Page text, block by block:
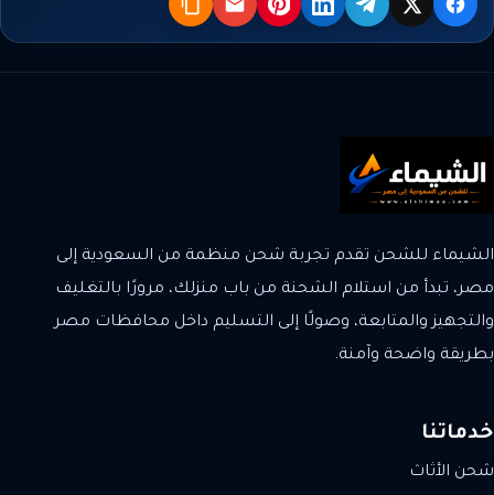
فيسبوك
X تيليجراملينكدإنبنترستالبريد نسخ
الشيماء للشحن تقدم تجربة شحن منظمة من السعودية إلى
مصر، تبدأ من استلام الشحنة من باب منزلك، مرورًا بالتغليف
والتجهيز والمتابعة، وصولًا إلى التسليم داخل محافظات مصر
بطريقة واضحة وآمنة.
خدماتنا
شحن الأثاث